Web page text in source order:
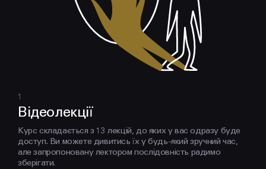
Відеолекції
Курс складається з 13 лекцій, до яких у вас одразу буде
доступ. Ви можете дивитись їх у будь-який зручний час,
але запропоновану лектором послідовність радимо
зберігати.